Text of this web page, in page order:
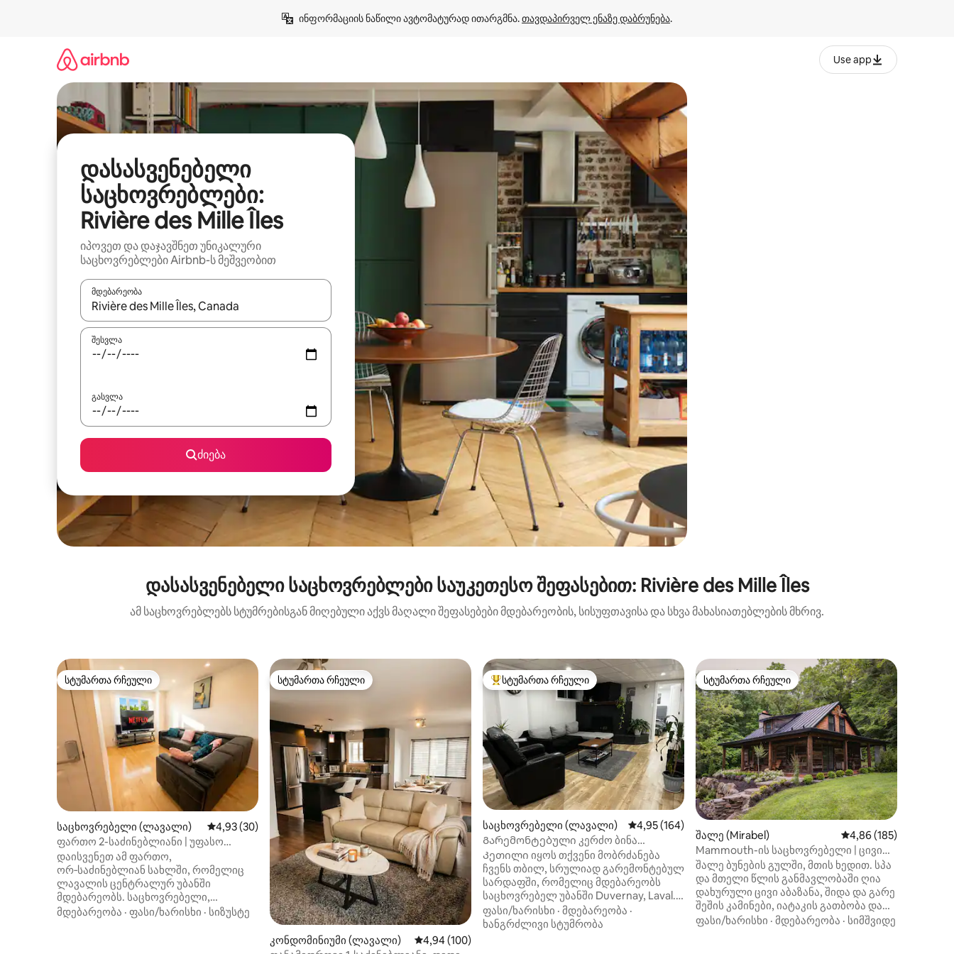
ინფორმაციის ნაწილი ავტომატურად ითარგმნა. თავდაპირველ ენაზე დაბრუნება.
Use app
დასასვენებელი
საცხოვრებლები:
Rivière des Mille Îles
იპოვეთ და დაჯავშნეთ უნიკალური
საცხოვრებლები Airbnb-ს მეშვეობით
მდებარეობა
როცა შედეგები ხელმისაწვდომი გახდება, ნავიგაციისთვის გამოიყენეთ კლავიშები ზემოთ/ქვემოთ მიმართული ისრებით ან შეხებისა თუ თითის გასმის ჟესტები.
შესვლა
გასვლა
ძიება
დასასვენებელი საცხოვრებლები საუკეთესო შეფასებით: Rivière des Mille Îles
ამ საცხოვრებლებს სტუმრებისგან მიღებული აქვს მაღალი შეფასებები მდებარეობის, სისუფთავისა და სხვა მახასიათებლების მხრივ.
სტუმართა რჩეული
სტუმართა რჩეული
საცხოვრებელი (ლავალი) საშუალო შეფასებაა 5‑დან 4,93, 30 მიმოხილვა
4,93 (30)
ფართო 2-საძინებლიანი | უფასო
პარკირების ადგილი + 1,5 სააბაზანო |
YUL-ის ახლოს
დაისვენეთ ამ ფართო,
ორ‑საძინებლიან სახლში, რომელიც
ლავალის ცენტრალურ უბანში
მდებარეობს. საცხოვრებელი,
რომელიც სავაჭრო ცენტრებიდან
მდებარეობა · ფასი/ხარისხი · სიზუსტე
სტუმართა რჩეული
სტუმართა რჩეული
კონდომინიუმი (ლავალი) საშუალო შეფასებაა 5‑დან 4,94, 100 მიმოხილვა
4,94 (100)
სტუმართა რჩეული მოწინავე ვარიანტი
სტუმართა რჩეული
საცხოვრებელი (ლავალი) საშუალო შეფასებაა 5‑დან 4,95, 164 მიმოხილვა
4,95 (164)
Გარემონტებული კერძო ბინა
ლავალში
Კეთილი იყოს თქვენი მობრძანება
ჩვენს თბილ, სრულიად გარემონტებულ
სარდაფში, რომელიც მდებარეობს
საცხოვრებელ უბანში Duvernay, Laval.
Თქვენ გექნებათ ცალკე შესასვლელი,
ორი დიდი კომფორტული საძინებელი,
ფასი/ხარისხი · მდებარეობა ·
ხანგრძლივი სტუმრობა
სტუმართა რჩეული
სტუმართა რჩეული
შალე (Mirabel) საშუალო შეფასებაა
4,86 (185)
Mammouth-ის საცხოვრებელი | ცივი
აბაზანა, სპა და ბუნება
შალე ბუნების გულში, მთის ხედით. სპა
და მთელი წლის განმავლობაში ღია
დახურული ცივი აბაზანა, შიდა და გარე
შეშის კამინები, იატაკის გათბობა და
გრილი. სრულად აღჭურვილი
ფასი/ხარისხი · მდებარეობა · სიმშვიდე